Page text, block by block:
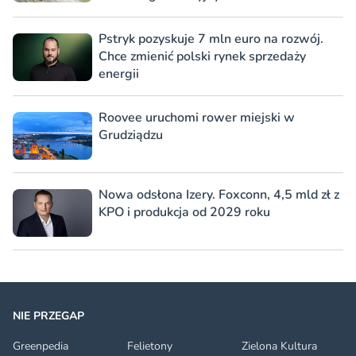
Pstryk pozyskuje 7 mln euro na rozwój.
Chce zmienić polski rynek sprzedaży
energii
Roovee uruchomi rower miejski w
Grudziądzu
Nowa odsłona Izery. Foxconn, 4,5 mld zł z
KPO i produkcja od 2029 roku
NIE PRZEGAP
Greenpedia
Felietony Zielona Kultura